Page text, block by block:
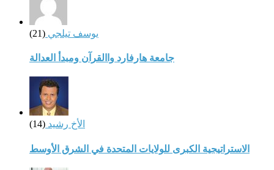
يوسف تيلجي (21)
جامعة هارفارد واالقرآن ومبدأ العدالة
الأخ رشيد (14)
الاستراتيجية الكبرى للولايات المتحدة في الشرق الأوسط